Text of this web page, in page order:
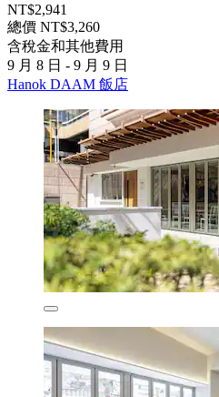
NT$2,941
總價 NT$3,260
含稅金和其他費用
9 月 8 日 - 9 月 9 日
Hanok DAAM 飯店